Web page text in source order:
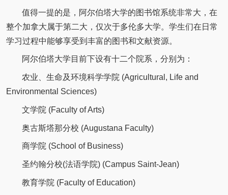
值得一提的是，阿尔伯塔大学的图书馆系统非常大，在
整个加拿大属于第二大，仅次于多伦多大学。学生们在日常
学习过程中能够享受到丰富的图书和文献资源。
阿尔伯塔大学目前下设有十二个院系，分别为：
农业、生命及环境科学学院 (Agricultural, Life and
Environmental Sciences)
文学院 (Faculty of Arts)
奥古斯塔那分校 (Augustana Faculty)
商学院 (School of Business)
圣约翰分校(法语学院) (Campus Saint-Jean)
教育学院 (Faculty of Education)